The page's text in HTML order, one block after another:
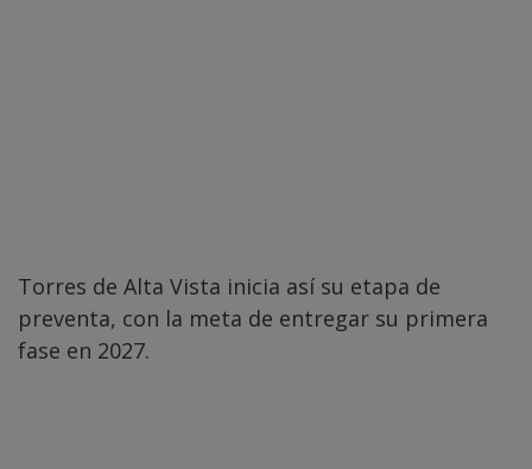
Torres de Alta Vista inicia así su etapa de
preventa, con la meta de entregar su primera
fase en 2027.